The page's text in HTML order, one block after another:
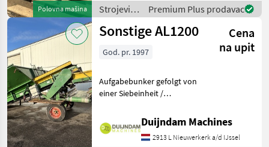
Polovna mašina
Strojevi
za
transport
Premium Plus prodavac
Sonstige AL1200
Cena
na upit
God. pr. 1997
Aufgabebunker gefolgt von
einer Siebeinheit /
Dosierung mit einem
DosierschieberRegulierbare
GeschwindigkeitSiebkette
Duijndam Machines
2913 L Nieuwerkerk a/d IJssel